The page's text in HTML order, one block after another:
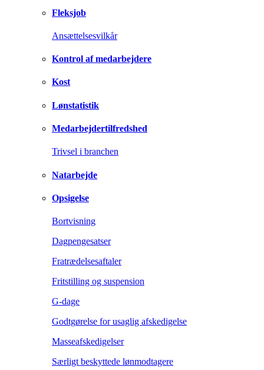
Fleksjob
Ansættelsesvilkår
Kontrol af medarbejdere
Kost
Lønstatistik
Medarbejdertilfredshed
Trivsel i branchen
Natarbejde
Opsigelse
Bortvisning
Dagpengesatser
Fratrædelsesaftaler
Fritstilling og suspension
G-dage
Godtgørelse for usaglig afskedigelse
Masseafskedigelser
Særligt beskyttede lønmodtagere